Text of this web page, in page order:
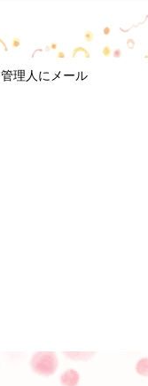
管理人にメール